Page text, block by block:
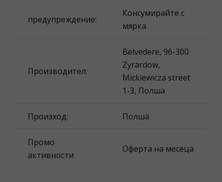
предупреждение:
Консумирайте с
мярка.
Производител:
Belvedere, 96-300
Zyrardow,
Mickiewicza street
1-3, Полша
Произход: Полша
Промо
активности
Оферта на месеца